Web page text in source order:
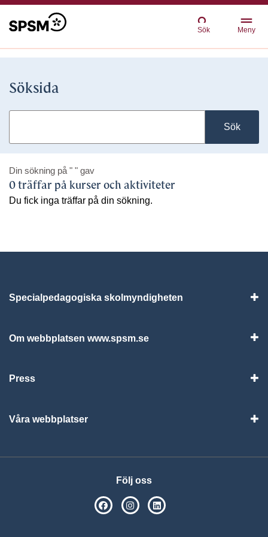
Sök Meny
Söksida
Sök
Din sökning på " " gav
0 träffar på kurser och aktiviteter
Du fick inga träffar på din sökning.
Specialpedagogiska skolmyndigheten
Om webbplatsen www.spsm.se
Press
Våra webbplatser
Följ oss
SPSM på Facebook
SPSM på Instagram